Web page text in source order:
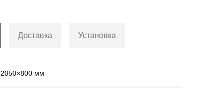
Доставка Установка
2050×800 мм